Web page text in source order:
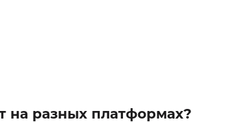
на разных платформах?